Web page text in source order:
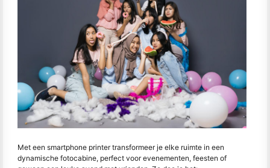
Met een smartphone printer transformeer je elke ruimte in een
dynamische fotocabine, perfect voor evenementen, feesten of